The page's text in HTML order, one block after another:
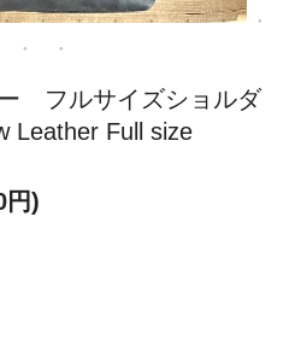
フルサイズショルダ
Leather Full size
円)